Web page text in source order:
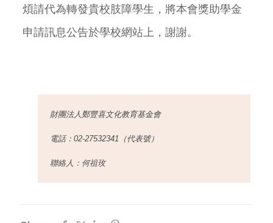
煩請代為轉發貴校肢障學生，將本會獎助學金
申請訊息公告於學校網站上，謝謝。
財團法人鄭豐喜文化教育基金會
電話：02-27532341（代表號）
聯絡人：何祖玫